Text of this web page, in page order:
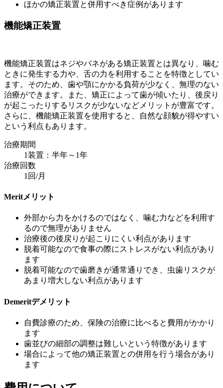
ほかの矯正装置と併用すべき症例があります
機能矯正装置
機能矯正装置はネジやバネがある矯正装置とは異なり、噛む
ときに発生する力や、舌の力を利用することを特徴としてい
ます。そのため、歯や顎にかかる負荷が少なく、無理のない
治療ができます。また、矯正によって歯が傾いたり、後戻り
が起こったりするリスクが少ないなどメリットが豊富です。
さらに、機能矯正装置を使用すると、自然な顔貌が得やすい
という利点もあります。
治療期間
1装置：半年～1年
治療回数
1回/月
Meritメリット
外部から力をかけるのではなく、噛む力などを利用す
るので無理がありません
治療後の後戻りが起こりにくい利点があります
脱着可能なので食事の際にストレスがない利点があり
ます
脱着可能なので歯磨きが通常通りでき、虫歯リスクが
あまり増大しない利点があります
Demeritデメリット
自費診療のため、保険の治療に比べると費用がかかり
ます
歯並びの細部の調整は難しいという特徴があります
場合によって他の矯正装置との併用を行う場合があり
ます